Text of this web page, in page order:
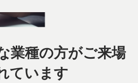
業種の方がご来場
ています